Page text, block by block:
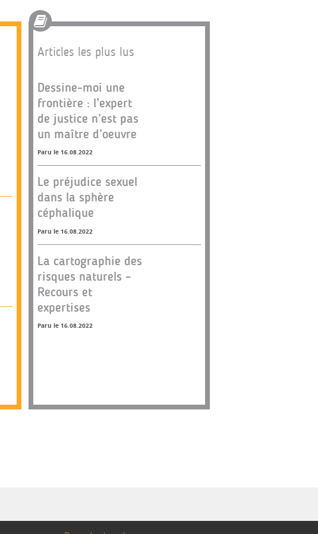
Articles les plus lus
Dessine-moi une
frontière : l’expert
de justice n’est pas
un maître d’oeuvre
Paru le 16.08.2022
Le préjudice sexuel
dans la sphère
céphalique
Paru le 16.08.2022
La cartographie des
risques naturels –
Recours et
expertises
Paru le 16.08.2022